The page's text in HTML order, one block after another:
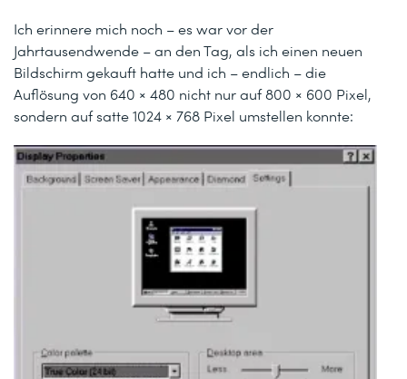
Ich erinnere mich noch – es war vor der
Jahrtausendwende – an den Tag, als ich einen neuen
Bildschirm gekauft hatte und ich – endlich – die
Auflösung von 640 × 480 nicht nur auf 800 × 600 Pixel,
sondern auf satte 1024 × 768 Pixel umstellen konnte: